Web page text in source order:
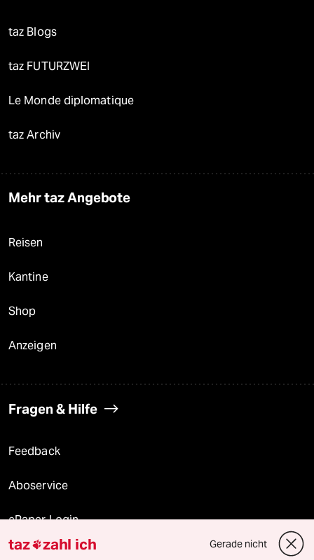
taz Blogs
taz FUTURZWEI
Le Monde diplomatique
taz Archiv
Mehr taz Angebote
Reisen
Kantine
Shop
Anzeigen
Fragen & Hilfe
Feedback
Aboservice
ePaper Login
Downloads für Abonnierende
taz zahl ich Gerade nicht